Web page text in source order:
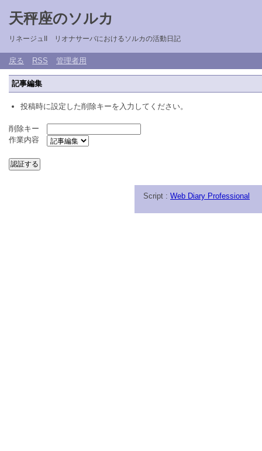
天秤座のソルカ
リネージュII リオナサーバにおけるソルカの活動日記
戻る RSS 管理者用
記事編集
投稿時に設定した削除キーを入力してください。
削除キー
作業内容
Script : Web Diary Professional